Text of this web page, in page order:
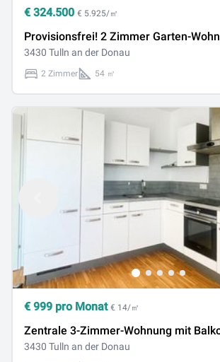
€ 324.500 € 5.925/㎡
Provisionsfrei! 2 Zimmer Garten-
3430 Tulln an der Donau
2 Zimmer 54 ㎡
€ 999 pro Monat € 14/㎡
Zentrale 3-Zimmer-Wohnung mit
3430 Tulln an der Donau